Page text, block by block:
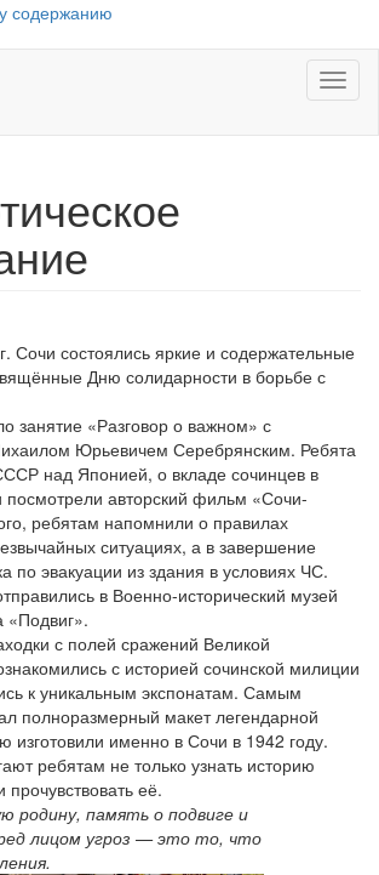
содержанию
Сочи состоялись яркие и содержательные
Дню солидарности в борьбе с
занятие «Разговор о важном» с
Юрьевичем Серебрянским. Ребята
над Японией, о вкладе сочинцев в
авторский фильм «Сочи-
ребятам напомнили о правилах
ситуациях, а в завершение
по эвакуации из здания в условиях ЧС.
в Военно-исторический музей
«Подвиг».
с полей сражений Великой
с историей сочинской милиции
к уникальным экспонатам. Самым
полноразмерный макет легендарной
изготовили именно в Сочи в 1942 году.
ребятам не только узнать историю
её.
родину, память о подвиге и
лицом угроз — это то, что